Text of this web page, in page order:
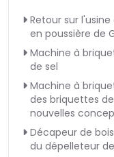
Retour sur
en poussière de
Machine à
de sel
Machine à
des briquettes
nouvelles
Décapeur de
du dépelleteur